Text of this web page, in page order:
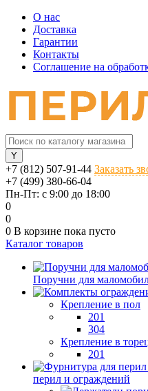
О нас
Доставка
Гарантии
Контакты
Соглашение на
+7 (812) 507-91-44 Заказать
+7 (499) 380-66-04
Пн-Пт: с 9:00 до 18:00
0
0
0 В корзине пока пусто
Каталог товаров
Поручни для
Крепление в пол
201
304
Крепление в
201
перил и ограждений